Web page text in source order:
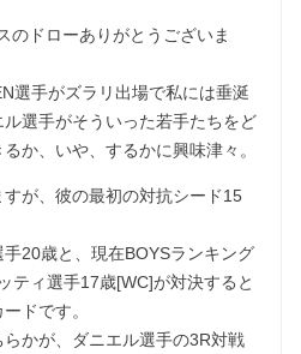
のドローありがとうございま
選手がズラリ出場で私には垂涎
選手がそういった若手たちをど
か、いや、するかに興味津々。
が、彼の最初の対抗シード15
20歳と、現在BOYSランキング
ティ選手17歳[WC]が対決すると
ドです。
かが、ダニエル選手の3R対戦